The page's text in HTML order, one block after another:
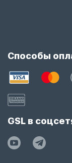
Способы
GSL в